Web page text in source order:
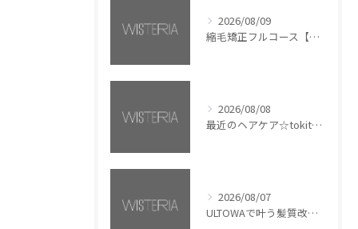
2026/08/09
縮毛矯正フルコース【銀座・美容室WISTERIA】
2026/08/08
最近のヘアケア☆tokita【銀座・美容室WISTERIA】
2026/08/07
ULTOWAで叶う髪質改善美髪カラー【銀座・美容室WISTERIA】